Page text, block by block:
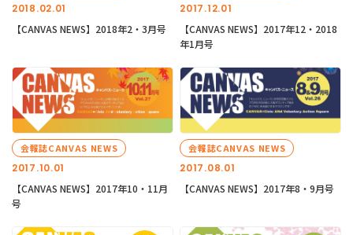
2018.02.01
【CANVAS NEWS】2018年2・3月号
2017.12.01
【CANVAS NEWS】2017年12・2018
年1月号
2017.10.01
会報誌CANVAS NEWS
【CANVAS NEWS】2017年10・11月
号
2017.08.01
会報誌CANVAS NEWS
【CANVAS NEWS】2017年8・9月号